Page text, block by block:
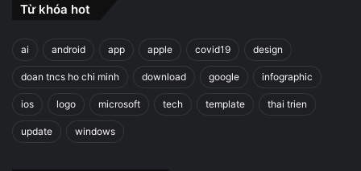
Từ khóa hot
ai android app apple covid19 design
doan tncs ho chi minh download google infographic
ios logo microsoft tech template thai trien
update windows